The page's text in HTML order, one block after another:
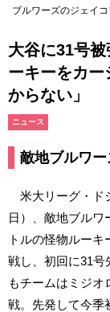
ブルワーズのジェイ
大谷に31号
ーキーをカ
からない」
ニュース
敵地ブルワー
米大リーグ・ド
日）、敵地ブルワ
トルの怪物ルー
戦し、初回に31号
もチームはミジオ
戦。先発して今季